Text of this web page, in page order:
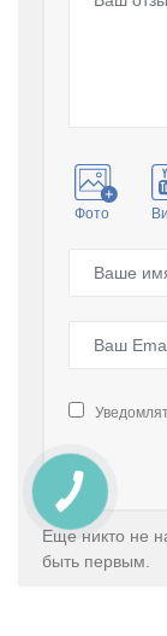
Фото
Еще никто не
быть первым.